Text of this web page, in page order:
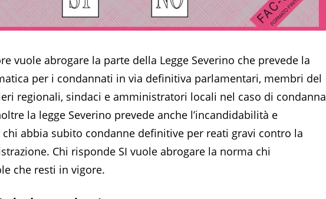
vuole abrogare la parte della Legge Severino che prevede la
per i condannati in via definitiva parlamentari, membri del
regionali, sindaci e amministratori locali nel caso di condanna
la legge Severino prevede anche l’incandidabilità e
abbia subito condanne definitive per reati gravi contro la
Chi risponde SI vuole abrogare la norma chi
che resti in vigore.